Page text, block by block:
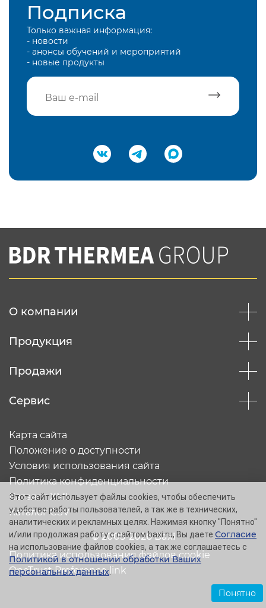
Подписка
Только важная информация:
- новости
- анонсы обучений и мероприятий
- новые продукты
Подтвердить e-mail
Вы соглашаетесь с нашей политикой
конфеденциальности
О компании
Продукция
Продажи
Сервис
© 2005-2026 Baxi
Карта сайта
Положение о доступности
Условия использования сайта
Политика конфиденциальности
Каталог XML
Каталог CSV
Политика использования файлов cookie
OneTrust Preference link
Этот сайт использует файлы cookies, чтобы обеспечить
удобство работы пользователей, а так же в технических,
аналитических и рекламных целях. Нажимая кнопку "Понятно"
и/или продолжая работу с сайтом baxi.ru, Вы даете Согласие
на использование файлов cookies, а так же соглашаетесь с
Политикой в отношении обработки Ваших
персональных данных.
Понятно